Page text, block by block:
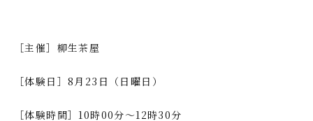
［主催］柳生茶屋
［体験日］8月23日（日曜日）
［体験時間］10時00分～12時30分